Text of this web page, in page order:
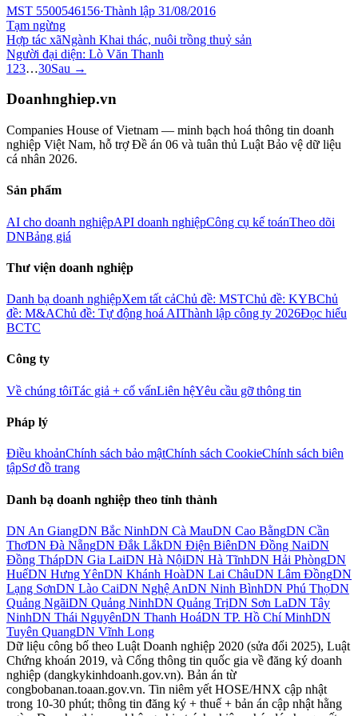
MST 5500546156·Thành lập 31/08/2016
Tạm ngừng
Hợp tác xãNgành Khai thác, nuôi trồng thuỷ sản
Người đại diện: Lò Văn Thanh
1 23…30Sau →
Doanhnghiep.vn
Companies House of Vietnam — minh bạch hoá thông tin doanh
nghiệp Việt Nam, hỗ trợ Đề án 06 và tuân thủ Luật Bảo vệ dữ liệu
cá nhân 2026.
Sản phẩm
AI cho doanh nghiệpAPI doanh nghiệpCông cụ kế toánTheo dõi
DNBảng giá
Thư viện doanh nghiệp
Danh bạ doanh nghiệpXem tất cảChủ đề: MSTChủ đề: KYBChủ
đề: M&AChủ đề: Tự động hoá AIThành lập công ty 2026Đọc hiểu
BCTC
Công ty
Về chúng tôiTác giả + cố vấnLiên hệYêu cầu gỡ thông tin
Pháp lý
Điều khoảnChính sách bảo mậtChính sách CookieChính sách biên
tậpSơ đồ trang
Danh bạ doanh nghiệp theo tỉnh thành
DN An GiangDN Bắc NinhDN Cà MauDN Cao BằngDN Cần
ThơDN Đà NẵngDN Đắk LắkDN Điện BiênDN Đồng NaiDN
Đồng ThápDN Gia LaiDN Hà NộiDN Hà TĩnhDN Hải PhòngDN
HuếDN Hưng YênDN Khánh HoàDN Lai ChâuDN Lâm ĐồngDN
Lạng SơnDN Lào CaiDN Nghệ AnDN Ninh BìnhDN Phú ThọDN
Quảng NgãiDN Quảng NinhDN Quảng TrịDN Sơn LaDN Tây
NinhDN Thái NguyênDN Thanh HoáDN TP. Hồ Chí MinhDN
Tuyên QuangDN Vĩnh Long
Dữ liệu công bố theo Luật Doanh nghiệp 2020 (sửa đổi 2025), Luật
Chứng khoán 2019, và Cổng thông tin quốc gia về đăng ký doanh
nghiệp (dangkykinhdoanh.gov.vn). Bản án từ
congbobanan.toaan.gov.vn. Tin niêm yết HOSE/HNX cập nhật
trong 10-30 phút; thông tin đăng ký + thuế + bản án cập nhật hằng